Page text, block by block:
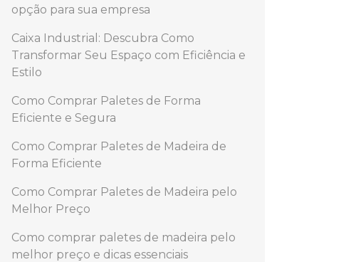
opção para sua empresa
Caixa Industrial: Descubra Como
Transformar Seu Espaço com Eficiência e
Estilo
Como Comprar Paletes de Forma
Eficiente e Segura
Como Comprar Paletes de Madeira de
Forma Eficiente
Como Comprar Paletes de Madeira pelo
Melhor Preço
Como comprar paletes de madeira pelo
melhor preço e dicas essenciais